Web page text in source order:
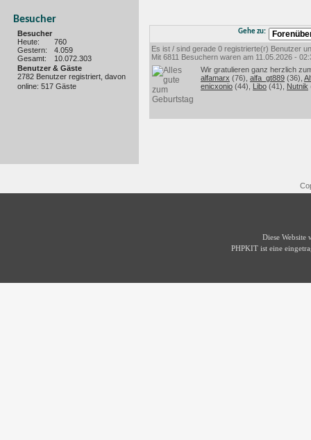
Besucher
Besucher
Heute:
760
Gestern:
4.059
Gesamt:
10.072.303
Benutzer & Gäste
2782 Benutzer registriert, davon
online: 517 Gäste
Gehe zu:
Es ist / sind gerade 0 registrierte(r) Benutzer
Mit 6811 Besuchern waren am 11.05.2026 -
Wir gratulieren ganz herzlich
alfamarx (76), alfa_gt889 (36),
enicxonio (44), Libo (41), Nutnik
Diese Website
PHPKIT ist eine